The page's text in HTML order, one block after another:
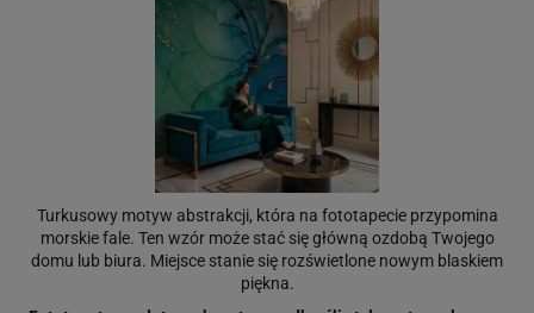
Turkusowy motyw abstrakcji, która na fototapecie przypomina
morskie fale. Ten wzór może stać się główną ozdobą Twojego
domu lub biura. Miejsce stanie się rozświetlone nowym blaskiem
piękna.